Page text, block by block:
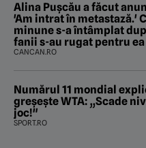
Alina Pușcău a făcut
'Am intrat în metastază.'
minune s-a întâmplat
fanii s-au rugat pentru ea
CANCAN.RO
Numărul 11 mondial
greșește WTA: „Scade
joc!"
SPORT.RO